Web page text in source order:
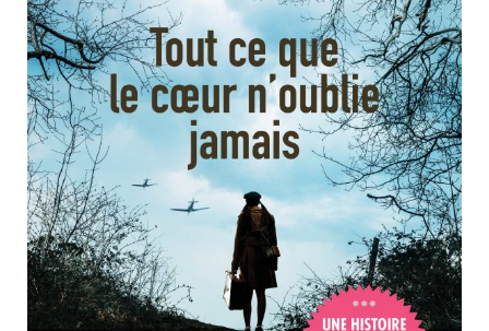
Nouveautés
Numérique
Livres audio
Meilleurs vendeurs
Page vedette
AUTEURS
À PROPOS
CONTACT